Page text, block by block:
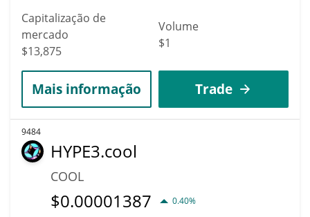
Capitalização de
mercado
$13,875
Volume
$1
Mais informação Trade
9484
HYPE3.cool
COOL
$0.00001387 0.40%